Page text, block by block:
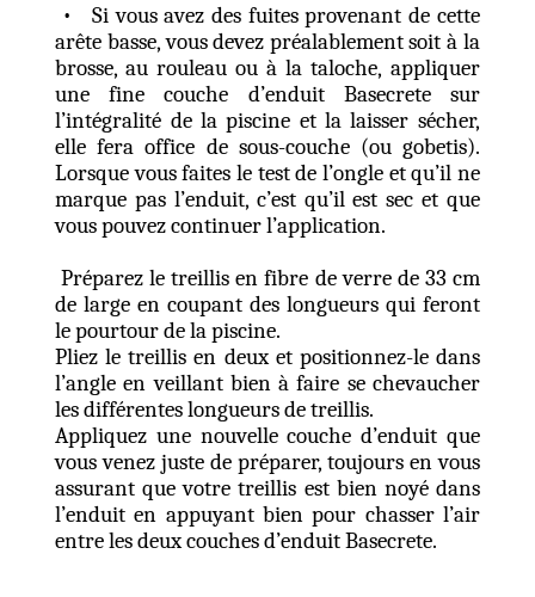
• Si vous avez des fuites provenant de cette
arête basse, vous devez préalablement soit à la
brosse, au rouleau ou à la taloche, appliquer
une fine couche d’enduit Basecrete sur
l’intégralité de la piscine et la laisser sécher,
elle fera office de sous-couche (ou gobetis).
Lorsque vous faites le test de l’ongle et qu’il ne
marque pas l’enduit, c’est qu’il est sec et que
vous pouvez continuer l’application.
Préparez le treillis en fibre de verre de 33 cm
de large en coupant des longueurs qui feront
le pourtour de la piscine.
Pliez le treillis en deux et positionnez-le dans
l’angle en veillant bien à faire se chevaucher
les différentes longueurs de treillis.
Appliquez une nouvelle couche d’enduit que
vous venez juste de préparer, toujours en vous
assurant que votre treillis est bien noyé dans
l’enduit en appuyant bien pour chasser l’air
entre les deux couches d’enduit Basecrete.